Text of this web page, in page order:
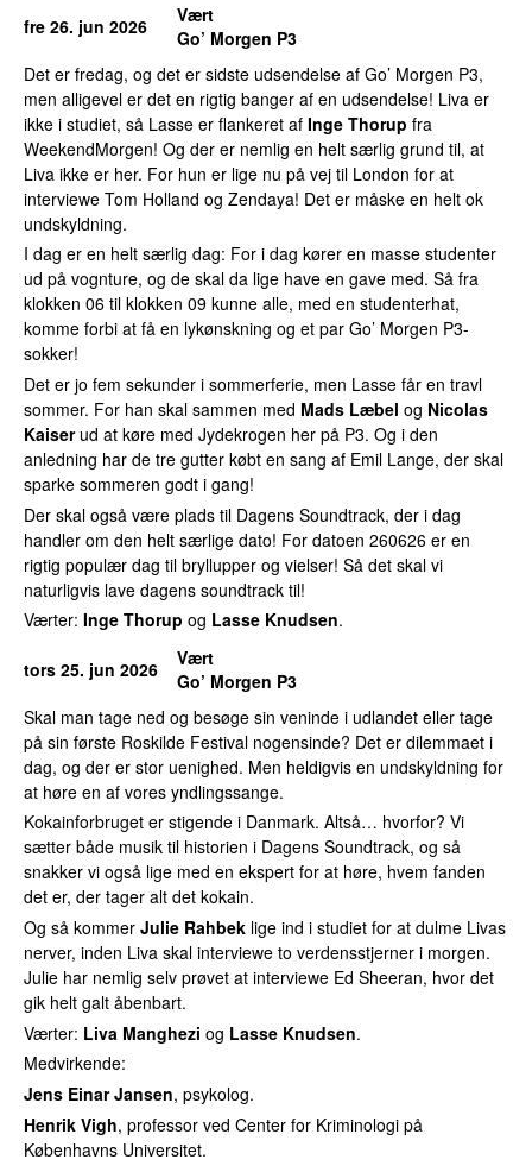
fre 26. jun 2026
Vært
Go’ Morgen P3
Det er fredag, og det er sidste udsendelse af Go’ Morgen P3,
men alligevel er det en rigtig banger af en udsendelse! Liva er
ikke i studiet, så Lasse er flankeret af Inge Thorup fra
WeekendMorgen! Og der er nemlig en helt særlig grund til, at
Liva ikke er her. For hun er lige nu på vej til London for at
interviewe Tom Holland og Zendaya! Det er måske en helt ok
undskyldning.
I dag er en helt særlig dag: For i dag kører en masse studenter
ud på vognture, og de skal da lige have en gave med. Så fra
klokken 06 til klokken 09 kunne alle, med en studenterhat,
komme forbi at få en lykønskning og et par Go’ Morgen P3-
sokker!
Det er jo fem sekunder i sommerferie, men Lasse får en travl
sommer. For han skal sammen med Mads Læbel og Nicolas
Kaiserud at køre med Jydekrogen her på P3. Og i den
anledning har de tre gutter købt en sang af Emil Lange, der skal
sparke sommeren godt i gang!
Der skal også være plads til Dagens Soundtrack, der i dag
handler om den helt særlige dato! For datoen 260626 er en
rigtig populær dag til bryllupper og vielser! Så det skal vi
naturligvis lave dagens soundtrack til!
Værter: Inge Thorup og Lasse Knudsen.
tors 25. jun 2026
Vært
Go’ Morgen P3
Skal man tage ned og besøge sin veninde i udlandet eller tage
på sin første Roskilde Festival nogensinde? Det er dilemmaet i
dag, og der er stor uenighed. Men heldigvis en undskyldning for
at høre en af vores yndlingssange.
Kokainforbruget er stigende i Danmark. Altså… hvorfor? Vi
sætter både musik til historien i Dagens Soundtrack, og så
snakker vi også lige med en ekspert for at høre, hvem fanden
det er, der tager alt det kokain.
Og så kommer Julie Rahbek lige ind i studiet for at dulme Livas
nerver, inden Liva skal interviewe to verdensstjerner i morgen.
Julie har nemlig selv prøvet at interviewe Ed Sheeran, hvor det
gik helt galt åbenbart.
Værter: Liva Manghezi og Lasse Knudsen.
Medvirkende:
Jens Einar Jansen, psykolog.
Henrik Vigh, professor ved Center for Kriminologi på
Københavns Universitet.